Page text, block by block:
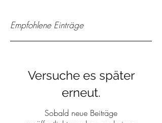
Empfohlene Einträge
Versuche es später
erneut.
Sobald neue Beiträge